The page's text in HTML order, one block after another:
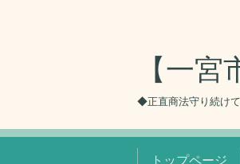
【一
◆正直商法守り続け
トップページ